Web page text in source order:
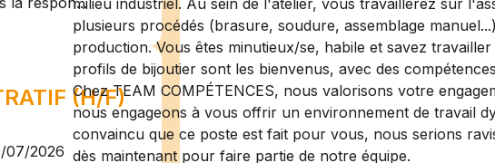
(H/F)
07/2026
milieu industriel. Au sein de l'atelier, vous travaillerez sur
plusieurs procédés (brasure, soudure, assemblage
production. Vous êtes minutieux/se, habile et savez
profils de bijoutier sont les bienvenus, avec des
Chez TEAM COMPÉTENCES, nous valorisons votre
nous engageons à vous offrir un environnement de travail
convaincu que ce poste est fait pour vous, nous serions
dès maintenant pour faire partie de notre équipe.